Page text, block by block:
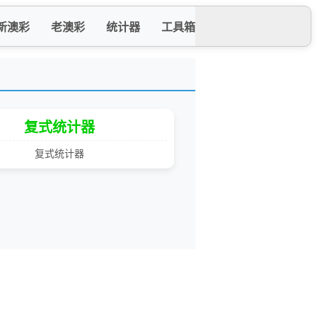
澳彩 老澳彩 统计器 工具箱
复式统计器
复式统计器